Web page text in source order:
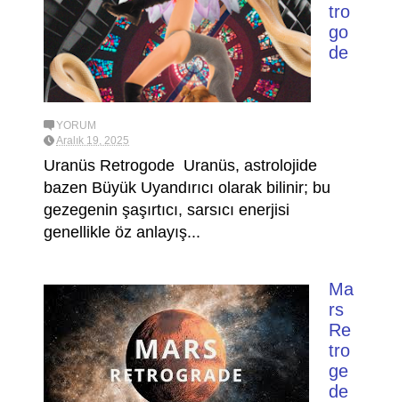
tro
go
de
YORUM
Aralık 19, 2025
Uranüs Retrogode Uranüs, astrolojide
bazen Büyük Uyandırıcı olarak bilinir; bu
gezegenin şaşırtıcı, sarsıcı enerjisi
genellikle öz anlayış...
Ma
rs
Re
tro
ge
de